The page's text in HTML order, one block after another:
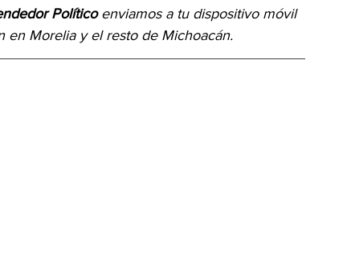
Político enviamos a tu dispositivo móvil
en Morelia y el resto de Michoacán.